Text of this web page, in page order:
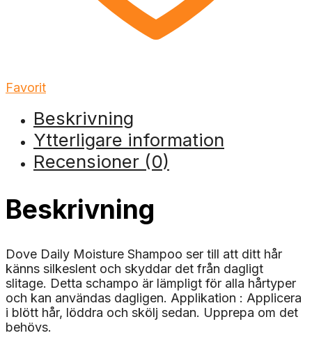
Favorit
Beskrivning
Ytterligare information
Recensioner (0)
Beskrivning
Dove Daily Moisture Shampoo ser till att ditt hår
känns silkeslent och skyddar det från dagligt
slitage. Detta schampo är lämpligt för alla hårtyper
och kan användas dagligen. Applikation : Applicera
i blött hår, löddra och skölj sedan. Upprepa om det
behövs.